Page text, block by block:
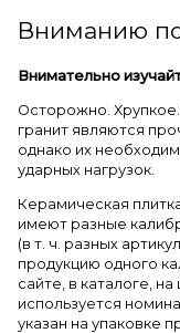
Вниманию
Внимательно
Осторожно.
гранит являются
однако их
ударных нагрузок.
Керамическая
имеют разные
(в т. ч. разных
продукцию одного
сайте, в каталоге,
используется
указан на упаковке